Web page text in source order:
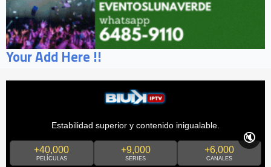
Your Add Here !!
Estabilidad superior y contenido inigualable.
+40,000
PELÍCULAS
+9,000
SERIES
+6,000
CANALES
🔇